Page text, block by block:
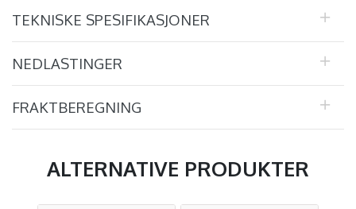
TEKNISKE SPESIFIKASJONER
NEDLASTINGER
FRAKTBEREGNING
ALTERNATIVE PRODUKTER